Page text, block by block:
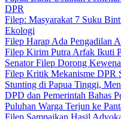
DPR
Filep: Masyarakat 7 Suku
Ekologi
Filep Harap Ada Pengadilan
Filep Kirim Putra Arfak Ikuti
Senator Filep Dorong
Filep Kritik Mekanisme DPR
Stunting di Papua Tinggi,
DPD dan Pemerintah Bahas
Puluhan Warga Terjun ke
Filep Sampaikan Hasil